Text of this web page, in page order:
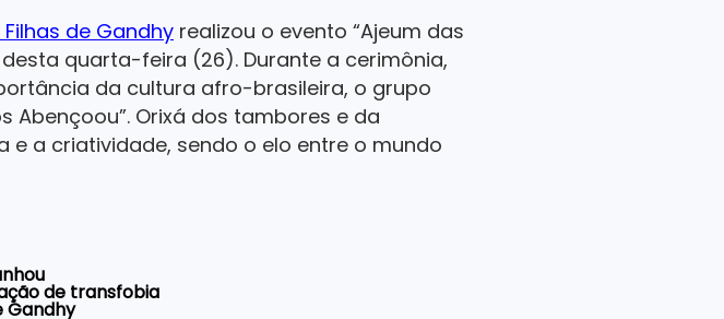
de Gandhy realizou o evento “Ajeum das
quarta-feira (26). Durante a cerimônia,
da cultura afro-brasileira, o grupo
Abençoou”. Orixá dos tambores e da
e a criatividade, sendo o elo entre o mundo
de transfobia
Gandhy